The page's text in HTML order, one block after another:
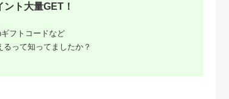
ト大量GET！
フトコードなど
って知ってましたか？